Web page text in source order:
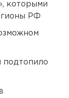
которыми
РФ
подтопило